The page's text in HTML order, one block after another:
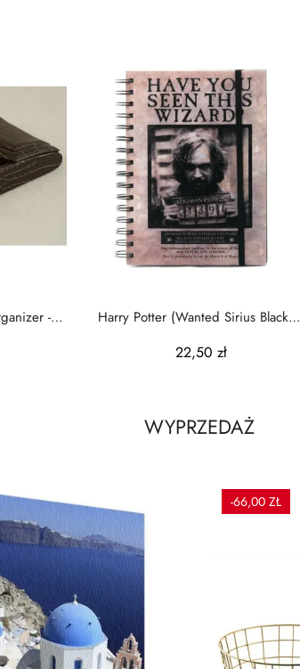
-
Harry Potter (Wanted Sirius Black) -
22,50 zł
WYPRZEDAŻ
-66,00 ZŁ